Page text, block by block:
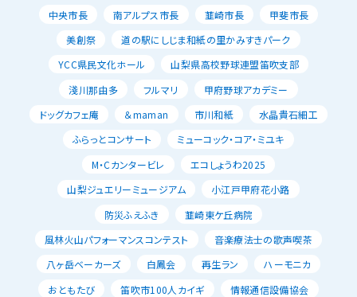
中央市長
南アルプス市長 韮崎市長
甲斐市長
美創祭
道の駅にしじま和紙の里かみすきパーク
YCC県民文化ホール
山梨県高校野球連盟笛吹支部
淺川那由多
フルマリ
甲府野球アカデミー
ドッグカフェ庵
＆maman 市川和紙
水晶貴石細工
ふらっとコンサート
ミューコック・コア・ミユキ
M・Cカンタービレ
エコしょうわ2025
山梨ジュエリーミュージアム
小江戸甲府花小路
防災ふえふき
韮崎東ケ丘病院
風林火山パフォーマンスコンテスト
音楽療法士の歌声喫茶
八ヶ岳ベーカーズ
白鳳会 再生ラン
ハーモニカ
おともたび
笛吹市100人カイギ
情報通信設備協会